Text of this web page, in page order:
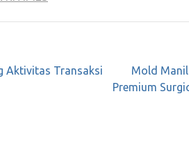
Aktivitas Transaksi
Mold
Premium